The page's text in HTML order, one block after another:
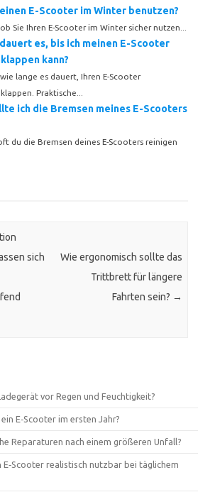
E-Scooter im Winter benutzen?
Sie Ihren E-Scooter im Winter sicher nutzen...
es, bis ich meinen E-Scooter
kann?
lange es dauert, Ihren E-Scooter
Praktische...
ich die Bremsen meines E-Scooters
du die Bremsen deines E-Scooters reinigen
sich
Wie ergonomisch sollte das
Trittbrett für längere
Fahrten sein? →
vor Regen und Feuchtigkeit?
E‑Scooter im ersten Jahr?
Reparaturen nach einem größeren Unfall?
E‑Scooter realistisch nutzbar bei täglichem